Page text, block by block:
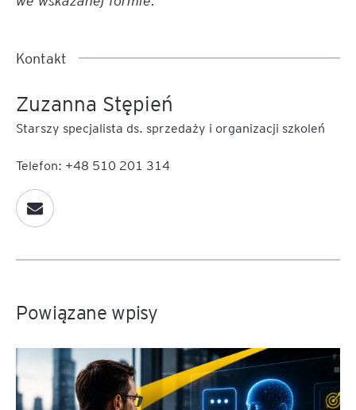
Kontakt
Zuzanna Stępień
Starszy specjalista ds. sprzedaży i organizacji szkoleń
Telefon: +48 510 201 314
Powiązane wpisy